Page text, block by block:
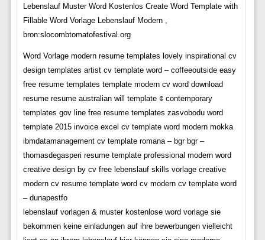
Lebenslauf Muster Word Kostenlos Create Word Template with
Fillable Word Vorlage Lebenslauf Modern ,
bron:slocombtomatofestival.org
Word Vorlage modern resume templates lovely inspirational cv
design templates artist cv template word – coffeeoutside easy
free resume templates template modern cv word download
resume resume australian will template ¢ contemporary
templates gov line free resume templates zasvobodu word
template 2015 invoice excel cv template word modern mokka
ibmdatamanagement cv template romana – bgr bgr –
thomasdegasperi resume template professional modern word
creative design by cv free lebenslauf skills vorlage creative
modern cv resume template word cv modern cv template word
– dunapestfo
lebenslauf vorlagen & muster kostenlose word vorlage sie
bekommen keine einladungen auf ihre bewerbungen vielleicht